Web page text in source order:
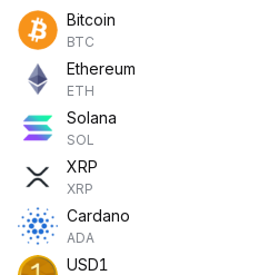
Bitcoin
BTC
Ethereum
ETH
Solana
SOL
XRP
XRP
Cardano
ADA
USD1